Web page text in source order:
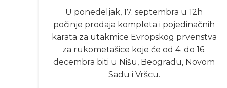
U ponedeljak, 17. septembra u 12h
počinje prodaja kompleta i pojedinačnih
karata za utakmice Evropskog prvenstva
za rukometašice koje će od 4. do 16.
decembra biti u Nišu, Beogradu, Novom
Sadu i Vršcu.